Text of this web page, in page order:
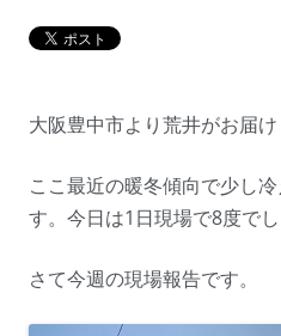
大阪豊中市より荒井がお届け
ここ最近の暖冬傾向で少し
す。 今日は1日現場で8度でし
さて今週の現場報告です。